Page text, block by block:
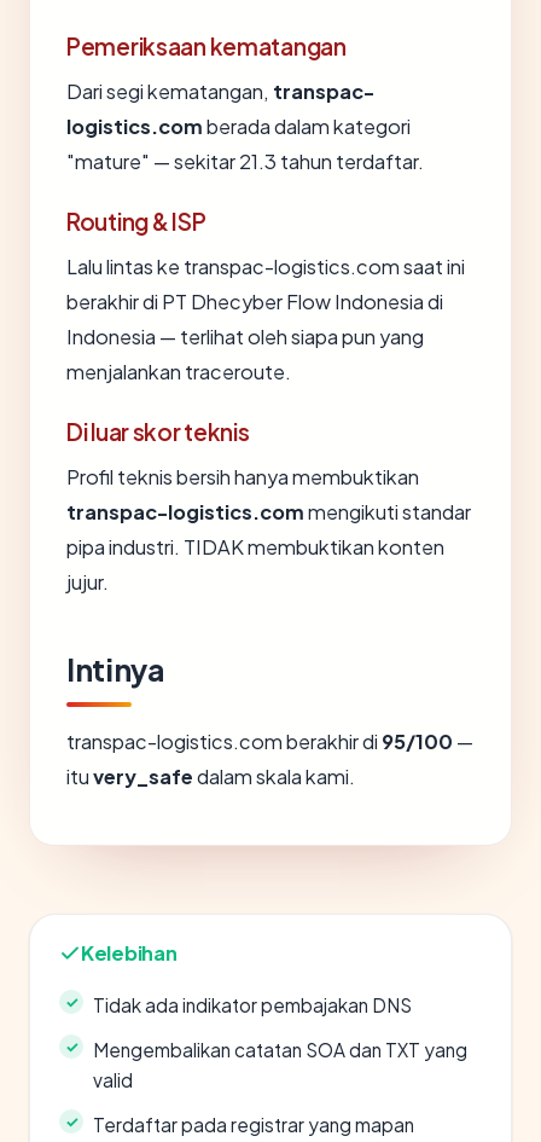
Pemeriksaan kematangan
Dari segi kematangan, transpac-
logistics.comberada dalam kategori
"mature" — sekitar 21.3 tahun terdaftar.
Routing & ISP
Lalu lintas ke transpac-logistics.com saat ini
berakhir di PT Dhecyber Flow Indonesia di
Indonesia — terlihat oleh siapa pun yang
menjalankan traceroute.
Di luar skor teknis
Profil teknis bersih hanya membuktikan
transpac-logistics.commengikuti standar
pipa industri. TIDAK membuktikan konten
jujur.
Intinya
transpac-logistics.com berakhir di 95/100 —
ituvery_safedalam skala kami.
Kelebihan
Tidak ada indikator pembajakan DNS
Mengembalikan catatan SOA dan TXT yang
valid
Terdaftar pada registrar yang mapan